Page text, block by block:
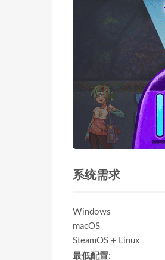
系统需求
Windows
macOS
SteamOS + Linux
最低配置: